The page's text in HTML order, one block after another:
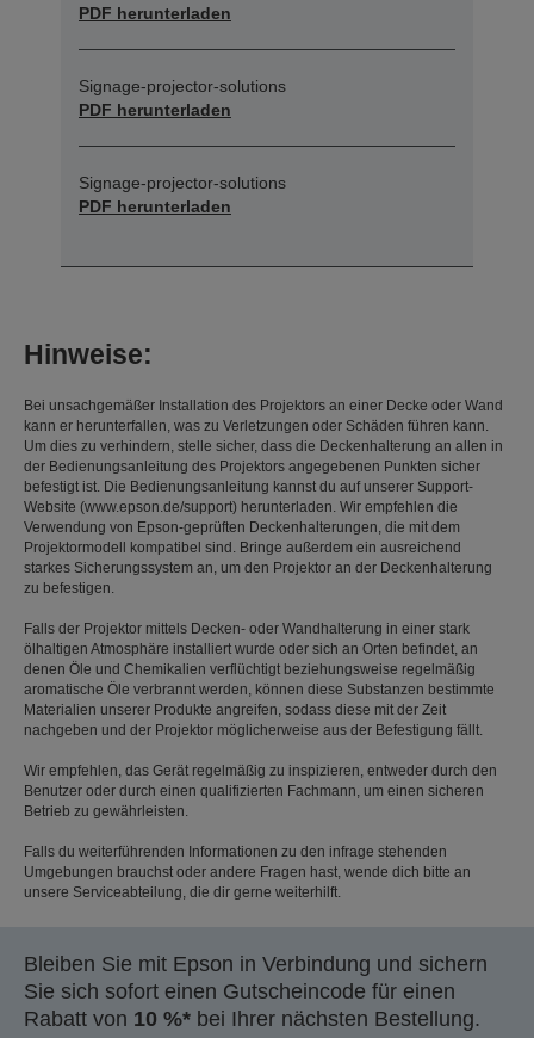
PDF herunterladen
Signage-projector-solutions
PDF herunterladen
Signage-projector-solutions
PDF herunterladen
Hinweise:
Bei unsachgemäßer Installation des Projektors an einer Decke oder Wand
kann er herunterfallen, was zu Verletzungen oder Schäden führen kann.
Um dies zu verhindern, stelle sicher, dass die Deckenhalterung an allen in
der Bedienungsanleitung des Projektors angegebenen Punkten sicher
befestigt ist. Die Bedienungsanleitung kannst du auf unserer Support-
Website (www.epson.de/support) herunterladen. Wir empfehlen die
Verwendung von Epson-geprüften Deckenhalterungen, die mit dem
Projektormodell kompatibel sind. Bringe außerdem ein ausreichend
starkes Sicherungssystem an, um den Projektor an der Deckenhalterung
zu befestigen.
Falls der Projektor mittels Decken- oder Wandhalterung in einer stark
ölhaltigen Atmosphäre installiert wurde oder sich an Orten befindet, an
denen Öle und Chemikalien verflüchtigt beziehungsweise regelmäßig
aromatische Öle verbrannt werden, können diese Substanzen bestimmte
Materialien unserer Produkte angreifen, sodass diese mit der Zeit
nachgeben und der Projektor möglicherweise aus der Befestigung fällt.
Wir empfehlen, das Gerät regelmäßig zu inspizieren, entweder durch den
Benutzer oder durch einen qualifizierten Fachmann, um einen sicheren
Betrieb zu gewährleisten.
Falls du weiterführenden Informationen zu den infrage stehenden
Umgebungen brauchst oder andere Fragen hast, wende dich bitte an
unsere Serviceabteilung, die dir gerne weiterhilft.
Bleiben Sie mit Epson in Verbindung und sichern
Sie sich sofort einen Gutscheincode für einen
Rabatt von 10 %* bei Ihrer nächsten Bestellung.